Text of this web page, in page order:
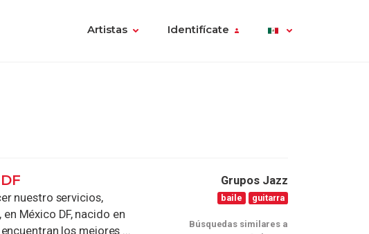
Artistas Identifícate
nuestro servicios,
en México DF, nacido en
los mejores ...
Grupos Jazz
baile guitarra
Búsquedas similares a